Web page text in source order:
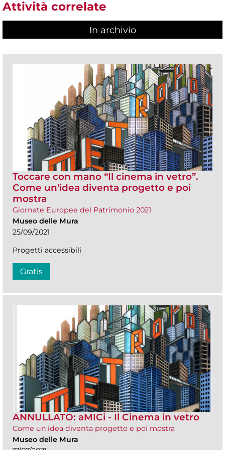
Attività correlate
In archivio
Toccare con mano “Il cinema in vetro”.
Come un'idea diventa progetto e poi
mostra
Giornate Europee del Patrimonio 2021
Museo delle Mura
25/09/2021
Progetti accessibili
Gratis
ANNULLATO: aMICi - Il Cinema in vetro
Come un'idea diventa progetto e poi mostra
Museo delle Mura